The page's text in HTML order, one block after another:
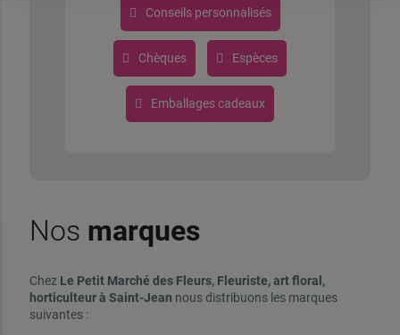
Conseils personnalisés
Chèques Espèces
Emballages cadeaux
Nos marques
Chez Le Petit Marché des Fleurs, Fleuriste, art floral,
horticulteur à Saint-Jean nous distribuons les marques
suivantes :